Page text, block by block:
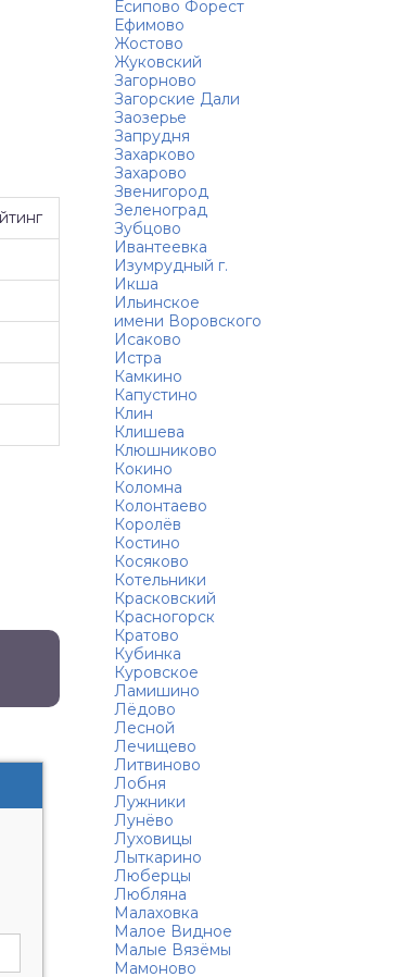
Есипово Форест
Ефимово
Жостово
Жуковский
Загорново
Загорские Дали
Заозерье
Запрудня
Захарково
Захарово
Звенигород
Зеленоград
Зубцово
Ивантеевка
Изумрудный г.
Икша
Ильинское
имени Воровского
Исаково
Истра
Камкино
Капустино
Клин
Клишева
Клюшниково
Кокино
Коломна
Колонтаево
Королёв
Костино
Косяково
Котельники
Красковский
Красногорск
Кратово
Кубинка
Куровское
Ламишино
Лёдово
Лесной
Лечищево
Литвиново
Лобня
Лужники
Лунёво
Луховицы
Лыткарино
Люберцы
Любляна
Малаховка
Малое Видное
Малые Вязёмы
Мамоново